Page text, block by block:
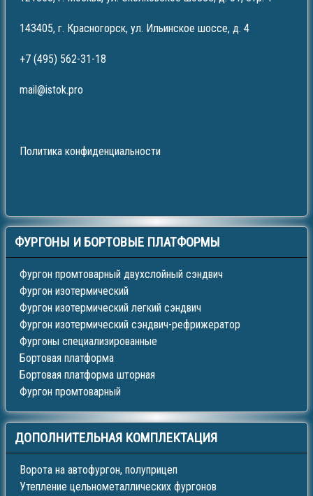
143405, г. Красногорск, ул. Ильинское шоссе, д. 4
+7 (495) 562-31-18
mail@istok.pro
Политика конфиденциальности
ФУРГОНЫ И БОРТОВЫЕ ПЛАТФОРМЫ
Фургон промтоварный двухслойный сэндвич
Фургон изотермический
Фургон изотермический легкий сэндвич
Фургон изотермический сэндвич-рефрижератор
Фургоны специализированные
Бортовая платформа
Бортовая платформа шторная
Фургон промтоварный
ДОПОЛНИТЕЛЬНАЯ КОМПЛЕКТАЦИЯ
Ворота на автофургон, полуприцеп
Утепление цельнометаллических фургонов